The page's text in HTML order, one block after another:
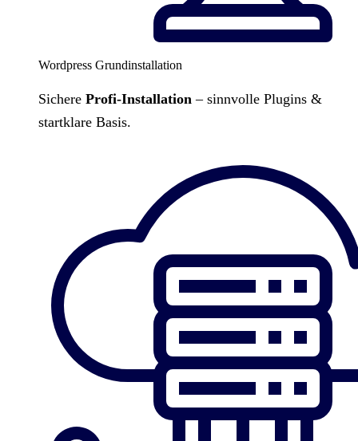
Wordpress Grundinstallation
Sichere Profi-Installation – sinnvolle Plugins &
startklare Basis.